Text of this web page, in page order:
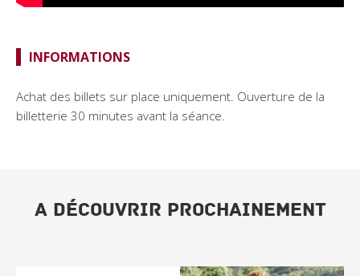
INFORMATIONS
Achat des billets sur place uniquement. Ouverture de la
billetterie 30 minutes avant la séance.
A DÉCOUVRIR PROCHAINEMENT